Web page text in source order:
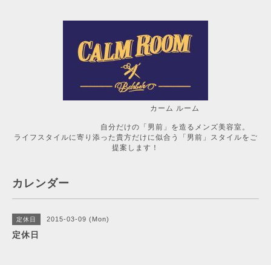
カーム ルーム
自分だけの「男前」を造るメンズ美容室。
ライフスタイルに寄り添った貴方だけに似合う「男前」スタイルをご
提案します！
カレンダー
定休日 2015-03-09 (Mon)
定休日